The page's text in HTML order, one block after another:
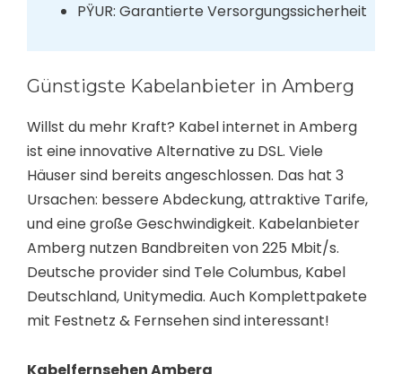
PŸUR: Garantierte Versorgungssicherheit
Günstigste Kabelanbieter in Amberg
Willst du mehr Kraft? Kabel internet in Amberg
ist eine innovative Alternative zu DSL. Viele
Häuser sind bereits angeschlossen. Das hat 3
Ursachen: bessere Abdeckung, attraktive Tarife,
und eine große Geschwindigkeit. Kabelanbieter
Amberg nutzen Bandbreiten von 225 Mbit/s.
Deutsche provider sind Tele Columbus, Kabel
Deutschland, Unitymedia. Auch Komplettpakete
mit Festnetz & Fernsehen sind interessant!
Kabelfernsehen Amberg